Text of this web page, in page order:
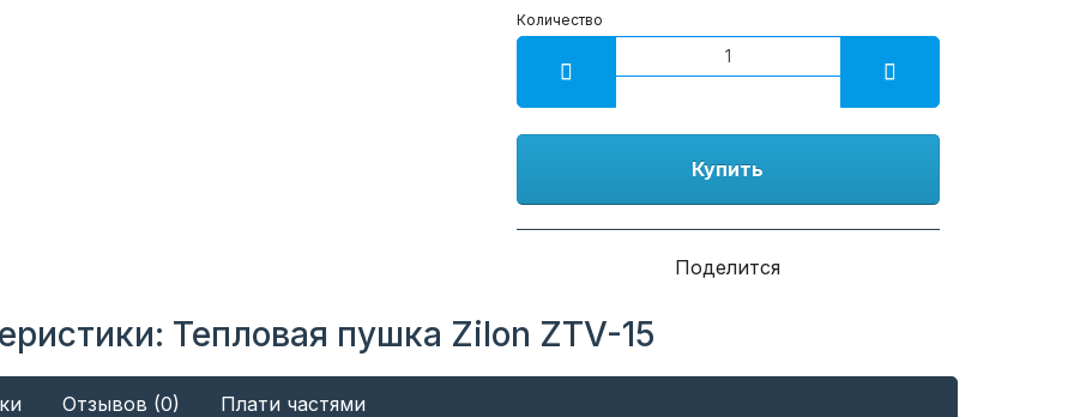
Количество
Купить
Поделится
Тепловая пушка Zilon ZTV-15
Отзывов (0) Плати частями